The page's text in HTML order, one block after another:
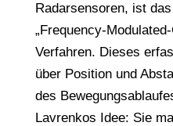
Radarsensoren, ist
„Frequency-
Verfahren. Dieses
über Position und
des
Lavrenkos Idee: Sie